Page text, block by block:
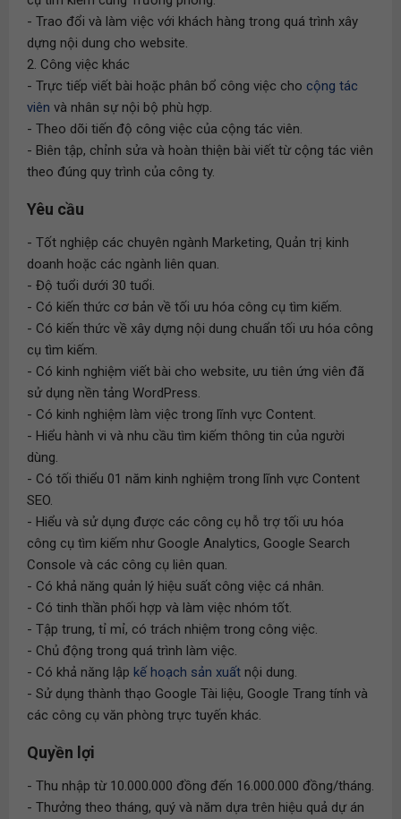
- Trao đổi và làm việc với khách hàng trong quá trình xây
dựng nội dung cho website.
2. Công việc khác
- Trực tiếp viết bài hoặc phân bổ công việc cho cộng tác
viên và nhân sự nội bộ phù hợp.
- Theo dõi tiến độ công việc của cộng tác viên.
- Biên tập, chỉnh sửa và hoàn thiện bài viết từ cộng tác viên
theo đúng quy trình của công ty.
Yêu cầu
- Tốt nghiệp các chuyên ngành Marketing, Quản trị kinh
doanh hoặc các ngành liên quan.
- Độ tuổi dưới 30 tuổi.
- Có kiến thức cơ bản về tối ưu hóa công cụ tìm kiếm.
- Có kiến thức về xây dựng nội dung chuẩn tối ưu hóa công
cụ tìm kiếm.
- Có kinh nghiệm viết bài cho website, ưu tiên ứng viên đã
sử dụng nền tảng WordPress.
- Có kinh nghiệm làm việc trong lĩnh vực Content.
- Hiểu hành vi và nhu cầu tìm kiếm thông tin của người
dùng.
- Có tối thiểu 01 năm kinh nghiệm trong lĩnh vực Content
SEO.
- Hiểu và sử dụng được các công cụ hỗ trợ tối ưu hóa
công cụ tìm kiếm như Google Analytics, Google Search
Console và các công cụ liên quan.
- Có khả năng quản lý hiệu suất công việc cá nhân.
- Có tinh thần phối hợp và làm việc nhóm tốt.
- Tập trung, tỉ mỉ, có trách nhiệm trong công việc.
- Chủ động trong quá trình làm việc.
- Có khả năng lập kế hoạch sản xuất nội dung.
- Sử dụng thành thạo Google Tài liệu, Google Trang tính và
các công cụ văn phòng trực tuyến khác.
Quyền lợi
- Thu nhập từ 10.000.000 đồng đến 16.000.000 đồng/tháng.
- Thưởng theo tháng, quý và năm dựa trên hiệu quả dự án